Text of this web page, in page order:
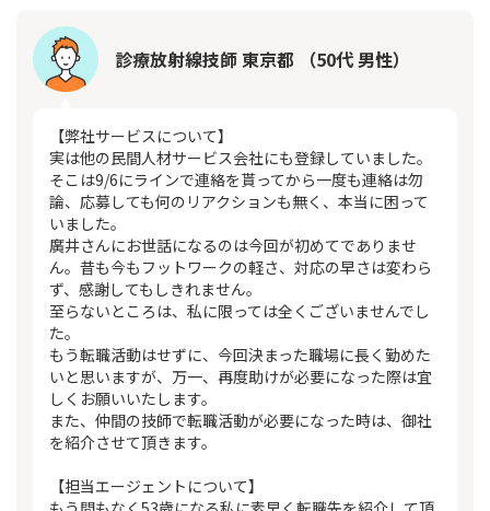
診療放射線技師 東京都 （50代 男性）
【弊社サービスについて】
実は他の民間人材サービス会社にも登録していました。
そこは9/6にラインで連絡を貰ってから一度も連絡は勿
論、応募しても何のリアクションも無く、本当に困って
いました。
廣井さんにお世話になるのは今回が初めてでありませ
ん。昔も今もフットワークの軽さ、対応の早さは変わら
ず、感謝してもしきれません。
至らないところは、私に限っては全くございませんでし
た。
もう転職活動はせずに、今回決まった職場に長く勤めた
いと思いますが、万一、再度助けが必要になった際は宜
しくお願いいたします。
また、仲間の技師で転職活動が必要になった時は、御社
を紹介させて頂きます。
【担当エージェントについて】